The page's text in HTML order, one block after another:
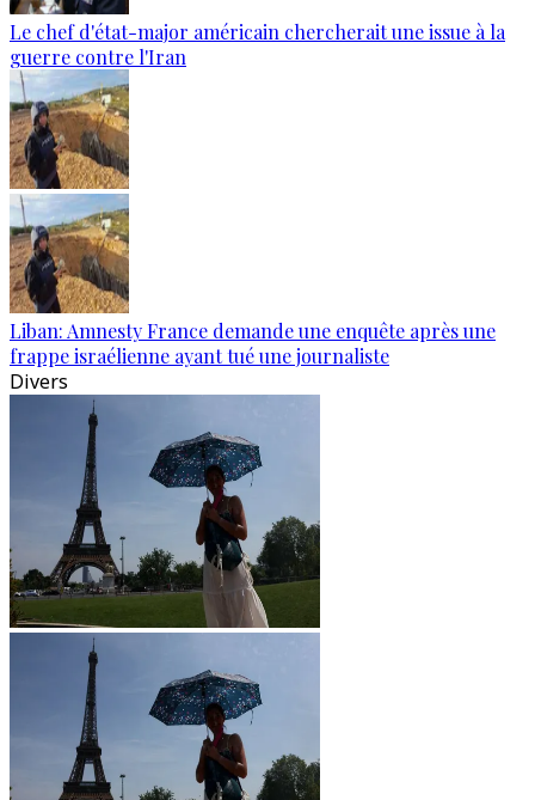
Le chef d'état-major américain chercherait une issue à la
guerre contre l'Iran
Liban: Amnesty France demande une enquête après une
frappe israélienne ayant tué une journaliste
Divers